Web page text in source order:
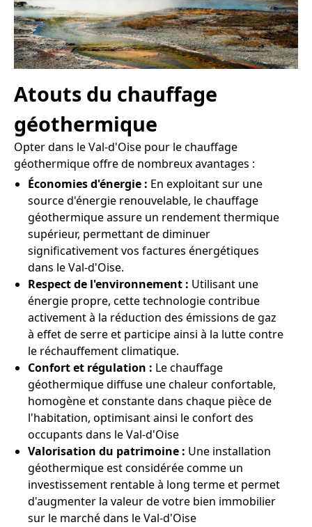
Atouts du chauffage
géothermique
Opter dans le Val-d'Oise pour le chauffage
géothermique offre de nombreux avantages :
Économies d'énergie : En exploitant sur une
source d'énergie renouvelable, le chauffage
géothermique assure un rendement thermique
supérieur, permettant de diminuer
significativement vos factures énergétiques
dans le Val-d'Oise.
Respect de l'environnement : Utilisant une
énergie propre, cette technologie contribue
activement à la réduction des émissions de gaz
à effet de serre et participe ainsi à la lutte contre
le réchauffement climatique.
Confort et régulation : Le chauffage
géothermique diffuse une chaleur confortable,
homogène et constante dans chaque pièce de
l'habitation, optimisant ainsi le confort des
occupants dans le Val-d'Oise
Valorisation du patrimoine : Une installation
géothermique est considérée comme un
investissement rentable à long terme et permet
d'augmenter la valeur de votre bien immobilier
sur le marché dans le Val-d'Oise